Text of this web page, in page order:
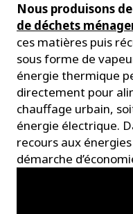
Nous produisons de
de déchets
ces matières puis
sous forme de
énergie thermique
directement pour
chauffage urbain,
énergie électrique.
recours aux
démarche